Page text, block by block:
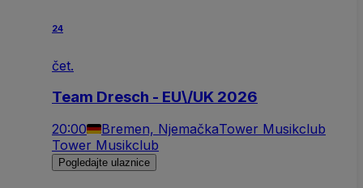
24
čet.
Team Dresch - EU\/UK 2026
20:00 Bremen, NjemačkaTower Musikclub
Tower Musikclub
Pogledajte ulaznice